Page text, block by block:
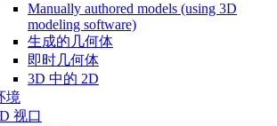
Manually authored models (using 3D
modeling software)
生成的几何体
即时几何体
3D 中的 2D
境
视口